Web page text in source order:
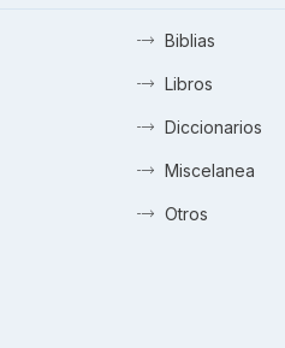
Biblias
Libros
Diccionarios
Miscelanea
Otros